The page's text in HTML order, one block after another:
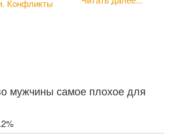
мужчины самое плохое для